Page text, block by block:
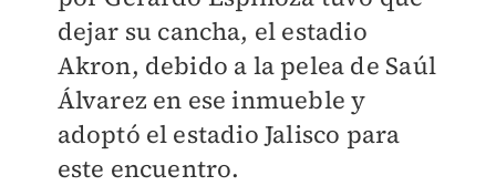
dejar su cancha, el estadio
Akron, debido a la pelea de Saúl
Álvarez en ese inmueble y
adoptó el estadio Jalisco para
este encuentro.